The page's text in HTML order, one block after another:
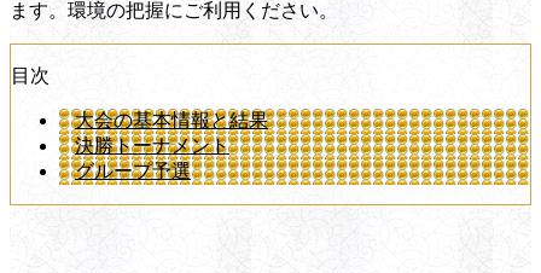
ます。環境の把握にご利用ください。
目次
大会の基本情報と結果
決勝トーナメント
グループ予選